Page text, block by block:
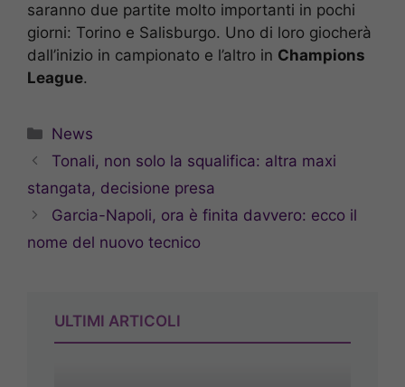
saranno due partite molto importanti in pochi
giorni: Torino e Salisburgo. Uno di loro giocherà
dall’inizio in campionato e l’altro in Champions
League.
Categorie
News
Tonali, non solo la squalifica: altra maxi
stangata, decisione presa
Garcia-Napoli, ora è finita davvero: ecco il
nome del nuovo tecnico
ULTIMI ARTICOLI